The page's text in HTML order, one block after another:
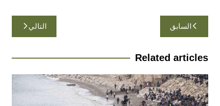
تصفّح
المقالات
السابق التالي
Related articles